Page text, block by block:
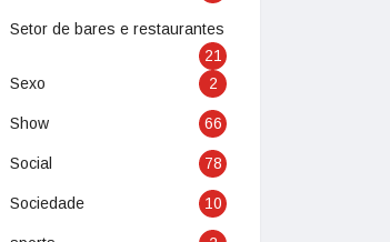
Setor de bares e restaurantes
21
Sexo
2
Show 66
Social 78
Sociedade 10